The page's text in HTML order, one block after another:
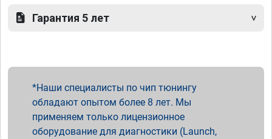
Гарантия 5 лет
Наши специалисты по чип тюнингу
обладают опытом более 8 лет. Мы
применяем только лицензионное
оборудование для диагностики (Launch,